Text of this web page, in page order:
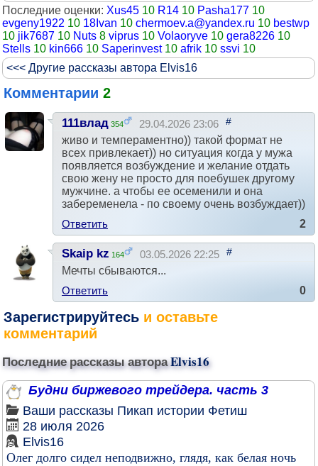
Последние оценки: Xus45 10 R14 10 Pasha177 10
evgeny1922 10 18Ivan 10 chermoev.a@yandex.ru 10 bestwp
10 jik7687 10 Nuts 8 viprus 10 Volaoryve 10 gera8226 10
Stells 10 kin666 10 Saperinvest 10 afrik 10 ssvi 10
<<< Другие рассказы автора Elvis16
Комментарии 2
111влад 354 29.04.2026 23:06 #
живо и темпераментно)) такой формат не
всех привлекает)) но ситуация когда у мужа
появляется возбуждение и желание отдать
свою жену не просто для поебушек другому
мужчине. а чтобы ее осеменили и она
забеременела - по своему очень возбуждает))
Ответить
2
Skaip kz 164 03.05.2026 22:25 #
Мечты сбываются...
Ответить
0
Зарегистрируйтесь и оставьте
комментарий
Последние рассказы автораElvis16
Будни биржевого трейдера. часть 3
Ваши рассказы Пикап истории Фетиш
28 июля 2026
Elvis16
Олег долго сидел неподвижно, глядя, как белая ночь